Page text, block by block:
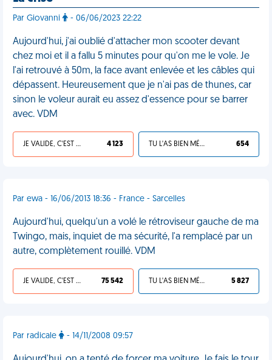
Par Giovanni - 06/06/2023 22:22
Aujourd'hui, j'ai oublié d'attacher mon scooter devant
chez moi et il a fallu 5 minutes pour qu'on me le vole. Je
l'ai retrouvé à 50m, la face avant enlevée et les câbles qui
dépassent. Heureusement que je n'ai pas de thunes, car
sinon le voleur aurait eu assez d'essence pour se barrer
avec. VDM
JE VALIDE, C'EST UNE VDM 4 123 TU L'AS BIEN MÉRITÉ 654
Par ewa - 16/06/2013 18:36 - France - Sarcelles
Aujourd'hui, quelqu'un a volé le rétroviseur gauche de ma
Twingo, mais, inquiet de ma sécurité, l'a remplacé par un
autre, complètement rouillé. VDM
JE VALIDE, C'EST UNE VDM 75 542 TU L'AS BIEN MÉRITÉ 5 827
Par radicale - 14/11/2008 09:57